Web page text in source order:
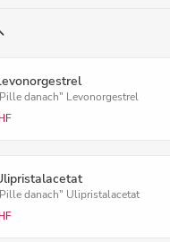
danach" Levonorgestrel
danach" Ulipristalacetat